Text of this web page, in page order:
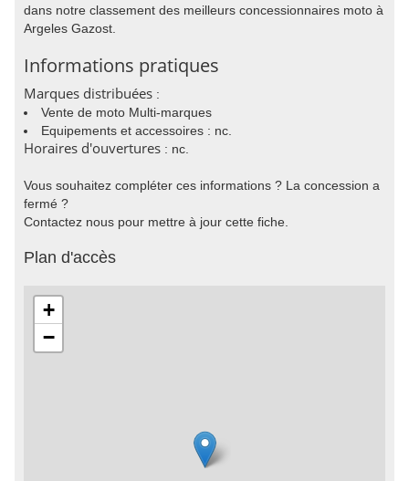
dans notre classement des meilleurs concessionnaires moto à
Argeles Gazost.
Informations pratiques
Marques distribuées :
Vente de moto Multi-marques
Equipements et accessoires : nc.
Horaires d'ouvertures : nc.
Vous souhaitez compléter ces informations ? La concession a
fermé ?
Contactez nous pour mettre à jour cette fiche.
Plan d'accès
+
−